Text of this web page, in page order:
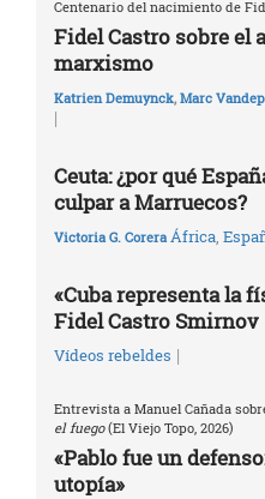
Centenario del nacimiento de
Fidel Castro sobre el
marxismo
Katrien Demuynck, Marc
|
Ceuta: ¿por qué
culpar a Marruecos?
Victoria G. Corera África,
«Cuba representa la
Fidel Castro Smirnov
Vídeos rebeldes |
Entrevista a Manuel Cañada
el fuego(El Viejo Topo, 2026)
«Pablo fue un
utopía»